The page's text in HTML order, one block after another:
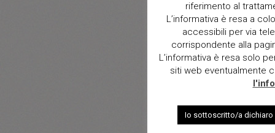
riferimento al
L’informativa è resa a
accessibili per via
corrispondente alla
L’informativa è resa solo
siti web eventualmente
Io sottoscritto/a dichiaro